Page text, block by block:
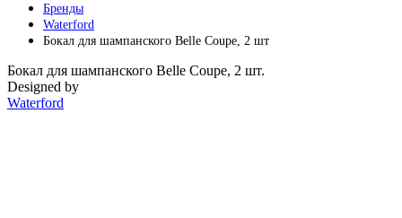
Бренды
Waterford
Бокал для шампанского Belle Coupe, 2 шт
Бокал для шампанского Belle Coupe, 2 шт.
Designed by
Waterford